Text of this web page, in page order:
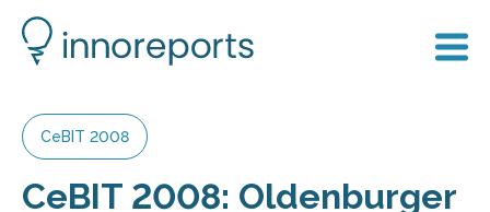
CeBIT 2008
CeBIT 2008: Oldenburger